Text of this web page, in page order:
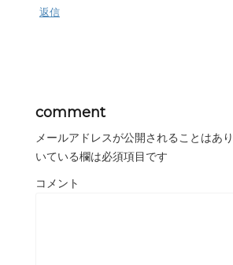
返信
comment
メールアドレスが公開されることはあり
いている欄は必須項目です
コメント